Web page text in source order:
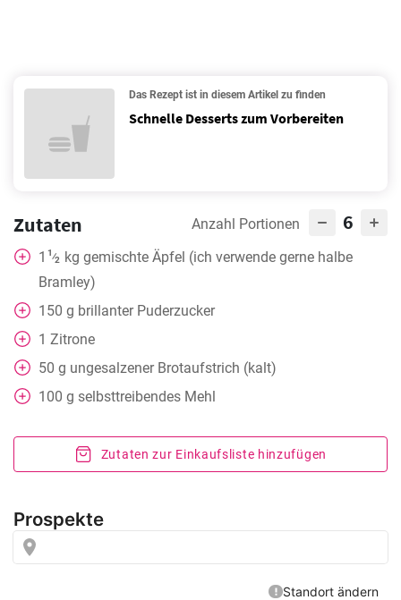
Das Rezept ist in diesem Artikel zu finden
Schnelle Desserts zum Vorbereiten
Zutaten Anzahl Portionen 6
1 1⁄2 kg gemischte Äpfel (ich verwende gerne halbe
Bramley)
150 g brillanter Puderzucker
1 Zitrone
50 g ungesalzener Brotaufstrich (kalt)
100 g selbsttreibendes Mehl
Zutaten zur Einkaufsliste hinzufügen